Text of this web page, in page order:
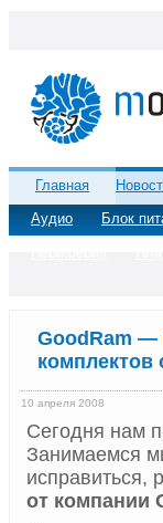
Главная
Аудио
Блок
GoodRam —
10 апреля 2008
Сегодня нам
Занимаемся
исправиться,
от компании